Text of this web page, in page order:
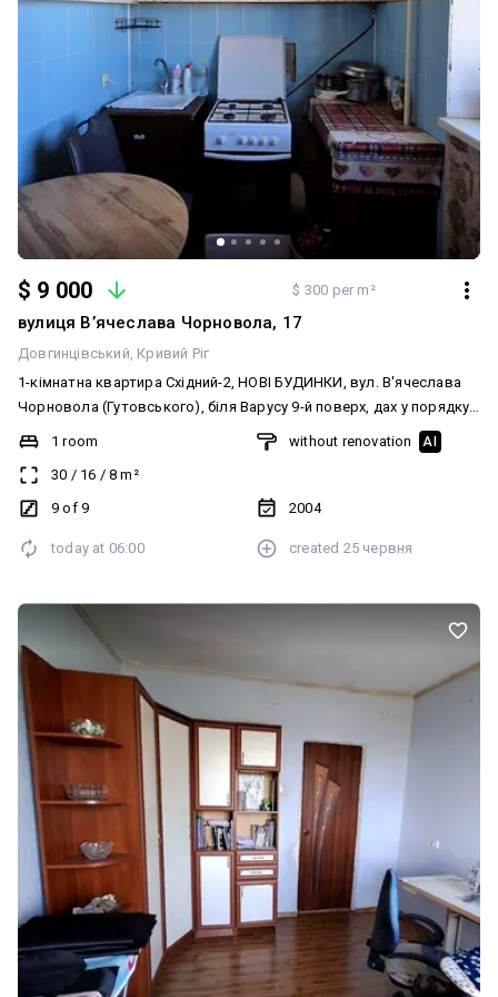
$ 9 000 $ 300 per m²
вулиця Вʼячеслава Чорновола, 17
Довгинцівський Кривий Ріг
1-кімнатна квартира Східний-2, НОВІ БУДИНКИ, вул. В'ячеслава
Чорновола (Гутовського), біля Варусу 9-й поверх, дах у порядку,
не тече квартира не кутова, будинок цегляний, теплий загальна
площа 30 кв. м замінені вікна на металопластикові, труби,
замінена проводка, санвузол та кухня — кахель міжкімнатні
двері — «канадка». Потрібен косметичний ремонт. Документи
Анжеліка
1 room
30 / 16 / 8 m²
9 of 9
without renovation AI
2004
today at 06:00 created 25 червня